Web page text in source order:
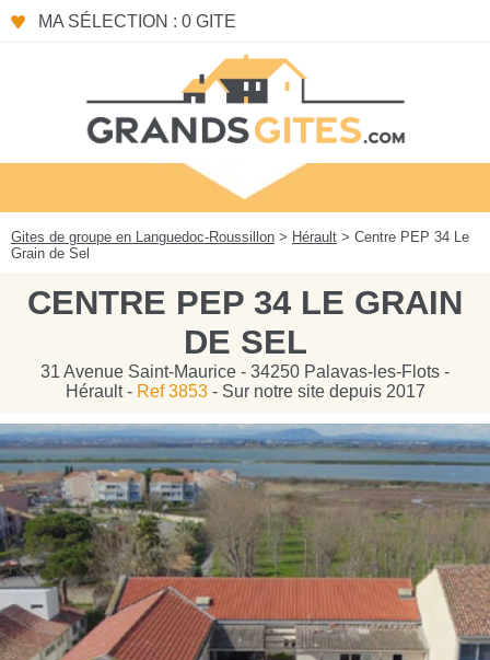
MA SÉLECTION : 0 GITE
Gites de groupe en Languedoc-Roussillon > Hérault > Centre PEP 34 Le
Grain de Sel
CENTRE PEP 34 LE GRAIN
DE SEL
31 Avenue Saint-Maurice - 34250 Palavas-les-Flots -
Hérault - Ref 3853- Sur notre site depuis 2017
Panneau de gestion des cookies